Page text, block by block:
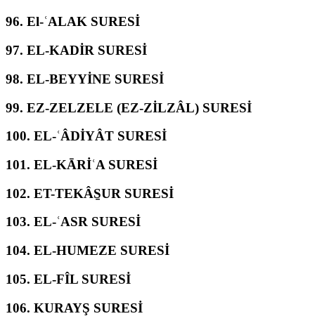
96. El-ʿALAK SURESİ
97. EL-KADİR SURESİ
98. EL-BEYYİNE SURESİ
99. EZ-ZELZELE (EZ-ZİLZÂL) SURESİ
100. EL-ʿÂDİYÂT SURESİ
101. EL-KĀRİʿA SURESİ
102. ET-TEKÂS̱UR SURESİ
103. EL-ʿASR SURESİ
104. EL-HUMEZE SURESİ
105. EL-FÎL SURESİ
106. KURAYŞ SURESİ